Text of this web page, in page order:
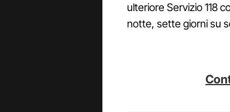
ulteriore Servizio 118
notte, sette giorni su